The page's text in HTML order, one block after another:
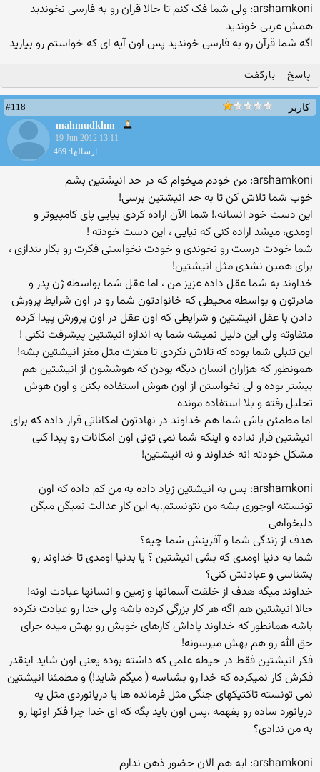
arshamkoni: ولی شما فک کنم تا حالا قران رو به فارسی نخوندید
همش عربی خوندید
اگه شما قرآن رو به فارسی خوندید پس اون آیه ای که خواستم رو بیارید
پاسخ بازگفت
کاربر
#118
mahmudkhm
19 Jun 2012 13:11
ارسالها: 469
arshamkoni: من خودم میخوام که در حد انیشتین بشم
خوب شما تلاش کن تا به حد انیشتین برسی!
این دست خود انسانه،! شما الآن اراده کردی بیایی پای کامپیوتر و
اومدی، میشد اراده کنی که نیایی ، این دست خودته !
شما خودت درست رو نخوندی و خودت نخواستی فکرت رو بکار بندازی ،
برای همین نشدی مثل انیشتین!
خداوند به شما عقل داده عزیز من ، اما عقل شما بواسطه ژن پدر و
مادرتون و بواسطه محیطی که خانوادتون شما رو در اون شرایط پرورش
دادن با عقل انیشتین و شرایطی که اون عقل در اون پرورش پیدا کرده
متفاوته ولی این دلیل نمیشه شما به اندازه انیشتین پیشرفت نکنی !
این تنبلی شما بوده که تلاش نکردی تا مغزت مثل مغز انیشتین بشه!
همونطور که هزاران انسان دیگه بودن که هوششون از انیشتین هم
بیشتر بوده و لی نخواستن از اون هوش استفاده بکنن و اون هوش
تحلیل رفته و بلا استفاده مونده
اما مطمئن باش شما هم خداوند در نهادتون امکاناتی قرار داده که برای
انیشتین قرار نداده و اینکه شما نمی تونی اون امکانات رو پیدا کنی
مشکل خودته !نه خداوند و نه انیشتین!
arshamkoni: بس به انیشتین زیاد داده به من کم داده که اون
تونستنه اوجوری بشه من نتونستم.به این کار عدالت نمیگن میگن
دلبخواهی
هدف از زندگی شما و آفرینش شما چیه؟
شما به دنیا اومدی که بشی انیشتین ؟ یا بدنیا اومدی تا خداوند رو
بشناسی و عبادتش کنی؟
خداوند میگه هدف از خلقت آسمانها و زمین و انسانها عبادت اونه!
حالا انیشتین هم اگه هر کار بزرگی کرده باشه ولی خدا رو عبادت نکرده
باشه همانطور که خداوند پاداش کارهای خوبش رو بهش میده جرای
حق الله رو هم بهش میرسونه!
فکر انیشتین فقط در حیطه علمی که داشته بوده یعنی اون شاید اینقدر
فکرش کار نمیکرده که خدا رو بشناسه ( میگم شاید!) و مطمئنا انیشتین
نمی تونسته تاکتیکهای جنگی مثل فرمانده ها یا دریانوردی مثل یه
دریانورد ساده رو بفهمه ،پس اون باید بگه که ای خدا چرا فکر اونها رو
به من ندادی؟
arshamkoni: ایه هم الان حضور ذهن ندارم